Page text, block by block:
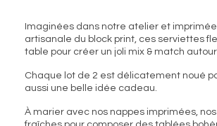
Imaginées dans notre atelier et
artisanale du block print, ces serviettes
table pour créer un joli mix & match
Chaque lot de 2 est délicatement noué
aussi une belle idée cadeau.
À marier avec nos nappes imprimées,